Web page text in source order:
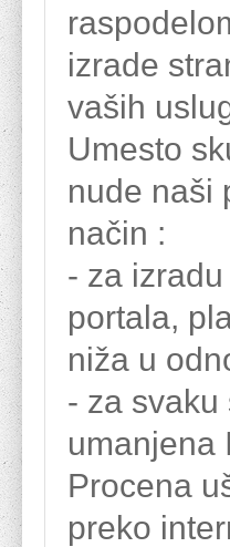
izrade
vaših
Umesto
nude naši
način :
- za
portala,
niža u
- za
umanjena
Procena
preko